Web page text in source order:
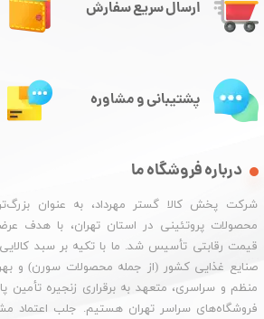
ارسال سریع سفارش
درباره فروشگاه ما
شرکت پخش کالا گستر مهرداد، به عنوان
محصولات پروتئینی در استان تهران، با هدف
قیمت رقابتی تأسیس شد. ما با تکیه بر سبد کالایی
صنایع غذایی کشور (از جمله محصولات سورن) و
منظم و سراسری، متعهد به برقراری زنجیره تأمین
فروشگاه‌های سراسر تهران هستیم. جلب اعتماد
پشتیبانی و مشاوره